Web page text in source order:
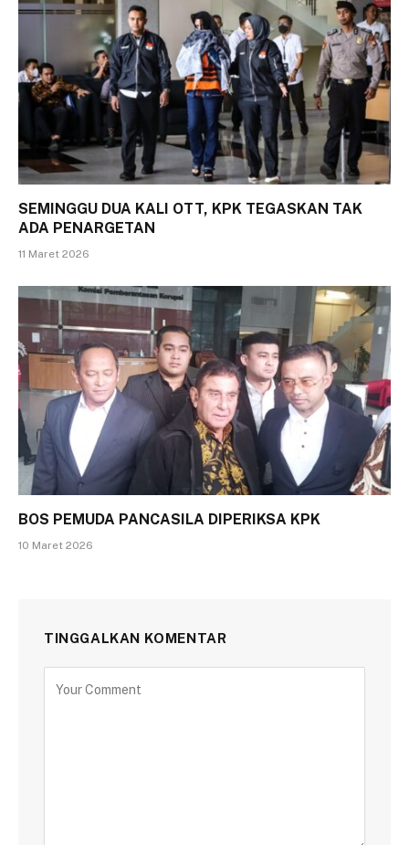
SEMINGGU DUA KALI OTT, KPK TEGASKAN TAK
ADA PENARGETAN
11 Maret 2026
BOS PEMUDA PANCASILA DIPERIKSA KPK
10 Maret 2026
TINGGALKAN KOMENTAR